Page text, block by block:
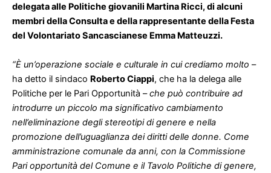
delegata alle Politiche giovanili Martina Ricci, di alcuni
membri della Consulta e della rappresentante della Festa
del Volontariato Sancascianese Emma Matteuzzi.
“È un’operazione sociale e culturale in cui crediamo molto –
ha detto il sindaco Roberto Ciappi, che ha la delega alle
Politiche per le Pari Opportunità –che può contribuire ad
introdurre un piccolo ma significativo cambiamento
nell’eliminazione degli stereotipi di genere e nella
promozione dell’uguaglianza dei diritti delle donne. Come
amministrazione comunale da anni, con la Commissione
Pari opportunità del Comune e il Tavolo Politiche di genere,